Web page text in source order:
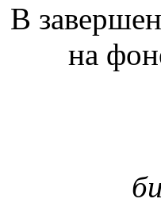
В з
на